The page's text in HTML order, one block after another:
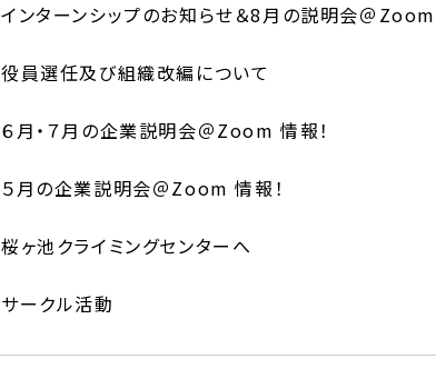
インターンシップのお知らせ＆8月の説明会＠Zoom
役員選任及び組織改編について
６月・７月の企業説明会＠Zoom 情報！
５月の企業説明会＠Zoom 情報！
桜ヶ池クライミングセンターへ
サークル活動